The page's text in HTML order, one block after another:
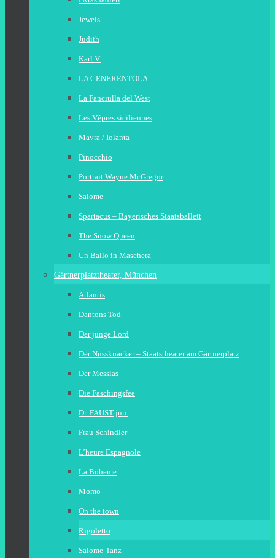
Jewels
Judith
Karl V.
LA CENERENTOLA
La Fanciulla del West
Les Vêpres siciliennes
Mavra / Iolanta
Pinocchio
Portrait Wayne McGregor
Salome
Spartacus – Bayerisches Staatsballett
The Snow Queen
Un Ballo in Maschera
Gärtnerplatztheater, München
Atlantis
Dantons Tod
Der junge Lord
Der Nussknacker – Staatstheater am Gärtnerplatz
Der Messias
Die Faschingsfee
Dr. FAUST jun.
Frau Schindler
L’heure Espagnole
La Boheme
Momo
On the town
Rigoletto
Salome-Tanz